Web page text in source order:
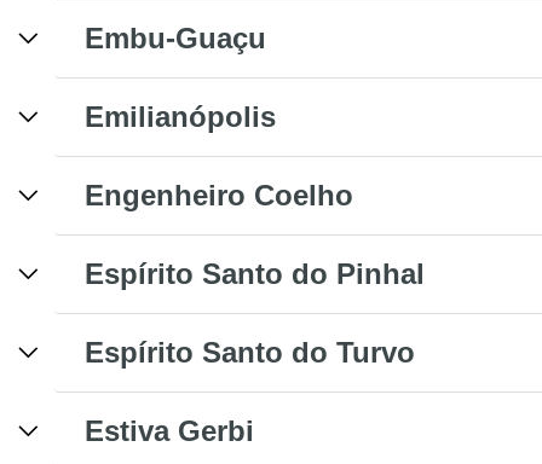
Embu-Guaçu
Emilianópolis
Engenheiro Coelho
Espírito Santo do Pinhal
Espírito Santo do Turvo
Estiva Gerbi